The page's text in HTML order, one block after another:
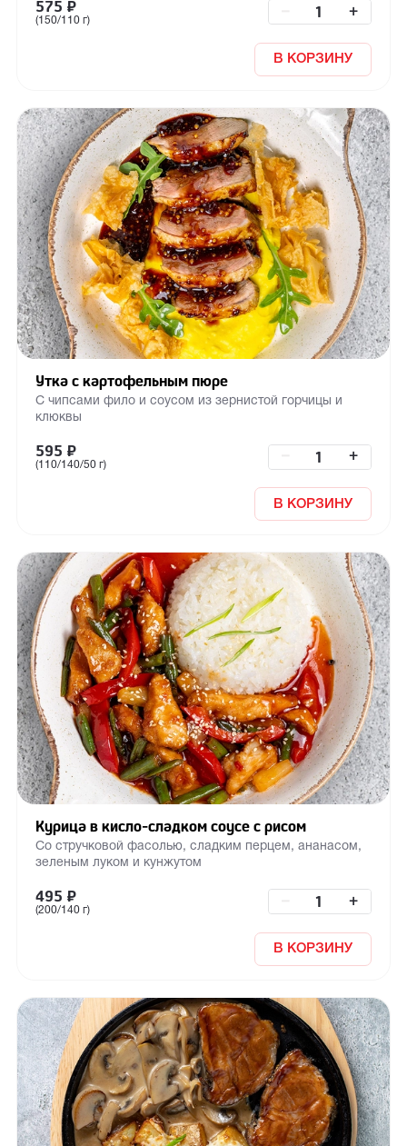
575 ₽
(150/110 г)
+
В КОРЗИНУ
Утка с картофельным пюре
С чипсами фило и соусом из зернистой горчицы и
клюквы
595 ₽
(110/140/50 г)
+
В КОРЗИНУ
Курица в кисло-сладком соусе с рисом
Со стручковой фасолью, сладким перцем, ананасом,
зеленым луком и кунжутом
495 ₽
(200/140 г)
+
В КОРЗИНУ